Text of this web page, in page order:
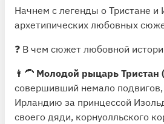
Начнем с легенды о Тристане
архетипических любовных
❓ В чем сюжет любовной
👨‍🦱 Молодой рыцарь Тристан
совершивший немало подвигов,
Ирландию за принцессой
своего дяди, корнуолльского